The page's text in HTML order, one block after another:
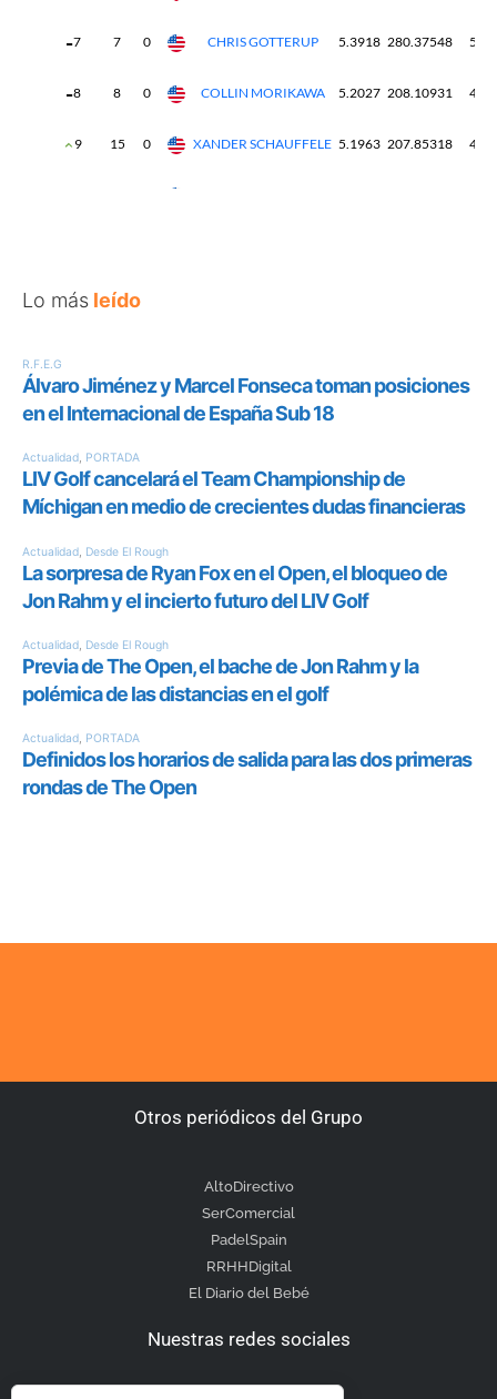
Lo más leído
Otros periódicos del Grupo
AltoDirectivo
SerComercial
PadelSpain
RRHHDigital
El Diario del Bebé
Nuestras redes sociales